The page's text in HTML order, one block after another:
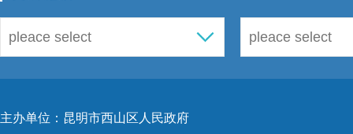
主办单位：昆明市西山区人民政府